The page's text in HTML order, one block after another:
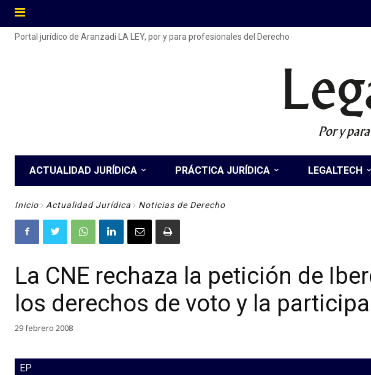
Portal jurídico de Aranzadi LA LEY, por y para profesionales del Derecho
Por y
ACTUALIDAD JURÍDICA PRÁCTICA JURÍDICA LEGALTECH
Inicio Actualidad Jurídica Noticias de Derecho
La CNE rechaza la petición de
los derechos de voto y la
29 febrero 2008
EP